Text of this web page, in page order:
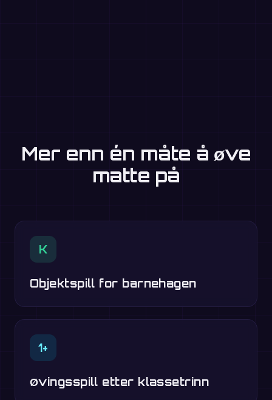
Mer enn én måte å øve
matte på
K
Objektspill for barnehagen
1+
Øvingsspill etter klassetrinn